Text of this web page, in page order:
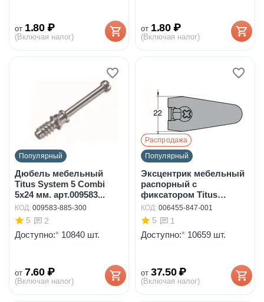
от 1.80 ₽
(Включая налог)
от 1.80 ₽
(Включая налог)
Популярный
Дюбель мебельный
Titus System 5 Combi
5x24 мм. арт.009583...
КОД: 009583-885-300
5 2
Доступно:* 10840 шт.
от 7.60 ₽
(Включая налог)
Распродажа
Популярный
Эксцентрик мебельный
распорный с
фиксатором Titus
System ...
КОД: 006455-847-001
5 1
Доступно:* 10659 шт.
от 37.50 ₽
(Включая налог)